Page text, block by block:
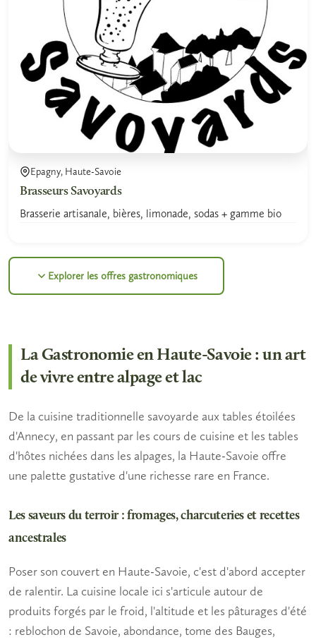
Epagny, Haute-Savoie
Brasseurs Savoyards
Brasserie artisanale, bières, limonade, sodas + gamme bio
Explorer les offres gastronomiques
La Gastronomie en Haute-Savoie : un art
de vivre entre alpage et lac
De la cuisine traditionnelle savoyarde aux tables étoilées
d'Annecy, en passant par les cours de cuisine et les tables
d'hôtes nichées dans les alpages, la Haute-Savoie offre
une palette gustative d'une richesse rare en France.
Les saveurs du terroir : fromages, charcuteries et recettes
ancestrales
Poser son couvert en Haute-Savoie, c'est d'abord accepter
de ralentir. La cuisine locale ici s'articule autour de
produits forgés par le froid, l'altitude et les pâturages d'été
: reblochon de Savoie, abondance, tome des Bauges,